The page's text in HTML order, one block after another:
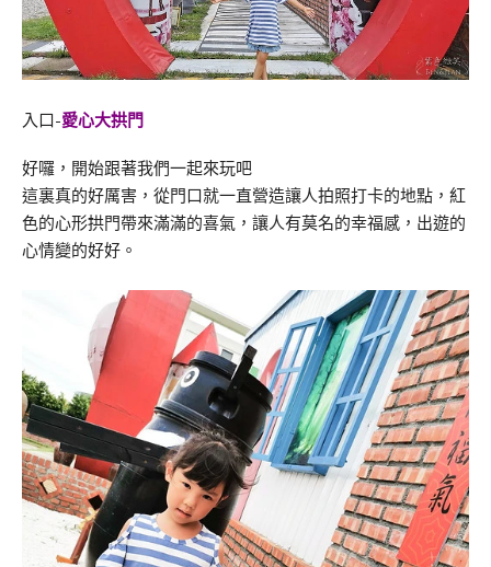
入口-愛心大拱門
好囉，開始跟著我們一起來玩吧
這裏真的好厲害，從門口就一直營造讓人拍照打卡的地點，紅
色的心形拱門帶來滿滿的喜氣，讓人有莫名的幸福感，出遊的
心情變的好好。